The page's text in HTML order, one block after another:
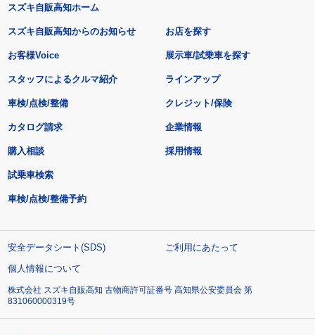
スズキ自販高知ホーム
スズキ自販高知からのお知らせ
お客様Voice
スタッフによるクルマ紹介
お店を探す
展示車/試乗車を探す
ラインアップ
車検/点検/整備 クレジット/保険
カタログ請求
購入相談
試乗車検索
車検/点検/整備予約
企業情報
採用情報
安全データシート(SDS)
ご利用にあたって
個人情報について
株式会社 スズキ自販高知 古物商許可証番号 高知県公安委員会 第
831060000319号